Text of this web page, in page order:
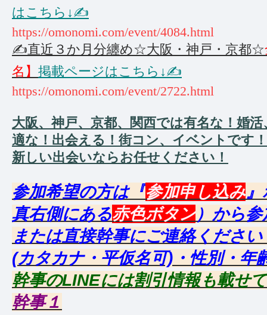
はこちら↓✍️
https://omonomi.com/event/4084.html
✍️直近３か月分纏め☆大阪・神戸・京都☆
名】 掲載ページはこちら↓✍️
https://omonomi.com/event/2722.html
大阪、神戸、京都、関西では有名な！婚
適な！出会える！街コン、イベントです！
新しい出会いならお任せください！
参加希望の方は『参加申し込み
真右側にある赤色ボタン）から
または直接幹事にご連絡くださ
(カタカナ・平仮名可)・性別・年
幹事のLINEには割引情報も載せ
幹事１